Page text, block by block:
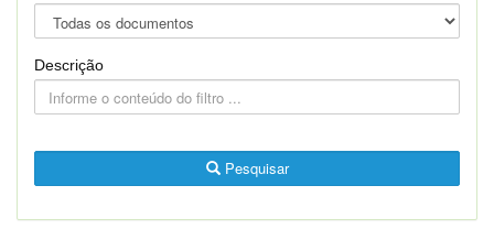
Descrição
Pesquisar